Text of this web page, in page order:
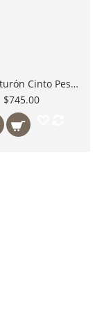
Faja Cinturón Cinto Pesas Crossfit Gym Con Auto Bloqueo Calidad Premium
$745.00